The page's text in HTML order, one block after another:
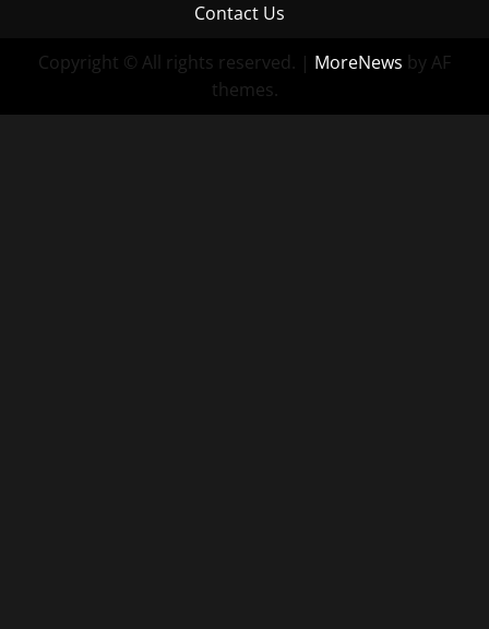
Contact Us
Copyright © All rights reserved. | MoreNews by AF
themes.